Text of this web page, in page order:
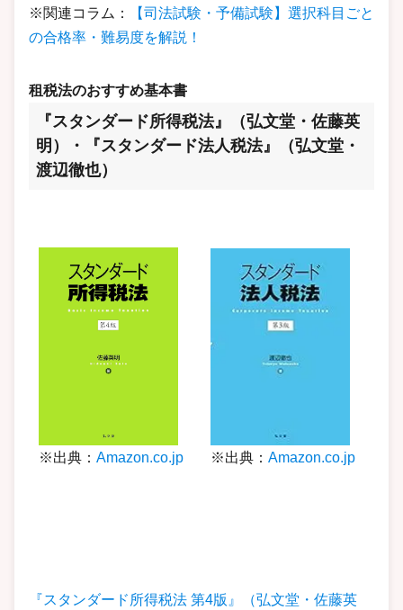
※関連コラム：
【司法試験・予備試験】選択科目ごと
の合格率・難易度を解説！
租税法のおすすめ基本書
『スタンダード所得税法』（弘文堂・佐藤英
明）・『スタンダード法人税法』（弘文堂・
渡辺徹也）
※出典： Amazon.co.jp ※出典： Amazon.co.jp
『スタンダード所得税法 第4版』（弘文堂・佐藤英